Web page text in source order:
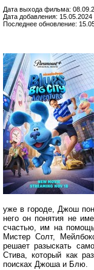
Дата выхода фильма:
Дата добавления: 15.05.2024
Последнее обновление:
уже в городе, Джош
него он понятия не
счастью, им на
Мистер Солт,
решает разыскать
Стива, который как
поисках Джоша и Блю.